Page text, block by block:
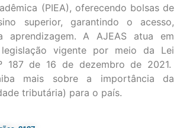
(PIEA), oferecendo bolsas de
superior, garantindo o acesso,
aprendizagem. A AJEAS atua em
vigente por meio da Lei
187 de 16 de dezembro de 2021.
mais sobre a importância da
tributária) para o país.